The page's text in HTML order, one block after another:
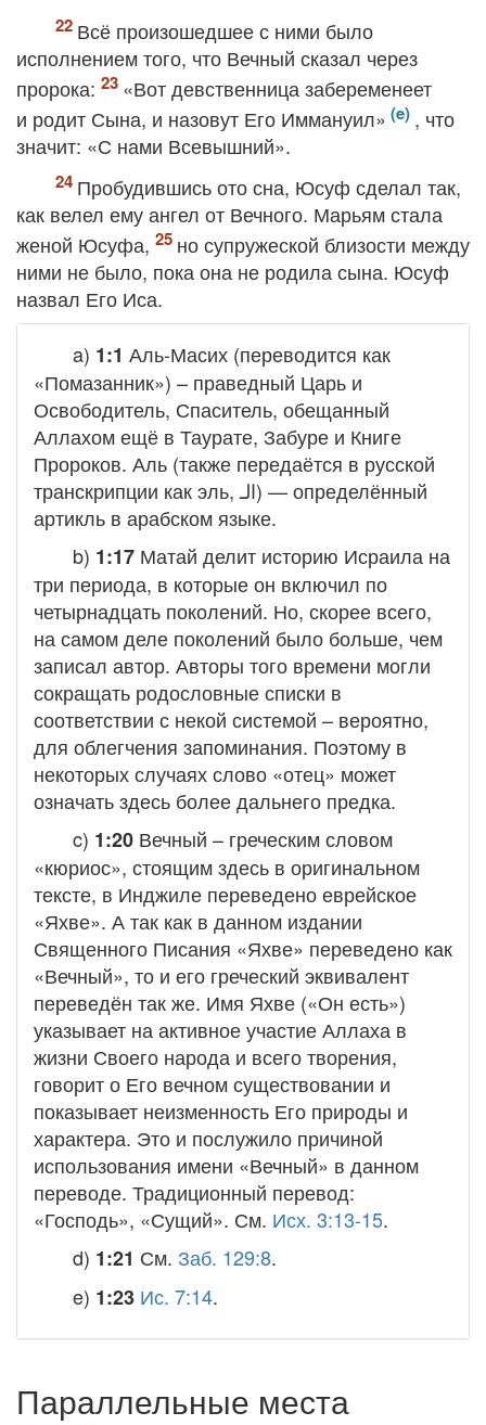
Всё произошедшее с ними было
исполнением того, что Вечный сказал через
пророка:
«Вот девственница забеременеет
и родит Сына, и назовут Его Иммануил»
, что
значит: «С нами Всевышний».
Пробудившись ото сна, Юсуф сделал так,
как велел ему ангел от Вечного. Марьям стала
женой Юсуфа,
но супружеской близости между
ними не было, пока она не родила сына. Юсуф
назвал Его Иса.
a) 1:1 Аль-Масих (переводится как
«Помазанник») – праведный Царь и
Освободитель, Спаситель, обещанный
Аллахом ещё в Таурате, Забуре и Книге
Пророков. Аль (также передаётся в русской
транскрипции какэль, الـ‎) — определённый
артикль в арабском языке.
b) 1:17 Матай делит историю Исраила на
три периода, в которые он включил по
четырнадцать поколений. Но, скорее всего,
на самом деле поколений было больше, чем
записал автор. Авторы того времени могли
сокращать родословные списки в
соответствии с некой системой – вероятно,
для облегчения запоминания. Поэтому в
некоторых случаях слово «отец» может
означать здесь более дальнего предка.
c) 1:20 Вечный – греческим словом
«кюриос», стоящим здесь в оригинальном
тексте, в Инджиле переведено еврейское
«Яхве». А так как в данном издании
Священного Писания «Яхве» переведено как
«Вечный», то и его греческий эквивалент
переведён так же. Имя Яхве («Он есть»)
указывает на активное участие Аллаха в
жизни Своего народа и всего творения,
говорит о Его вечном существовании и
показывает неизменность Его природы и
характера. Это и послужило причиной
использования имени «Вечный» в данном
переводе. Традиционный перевод:
«Господь», «Сущий». См. Исх. 3:13-15.
d) 1:21 См. Заб. 129:8.
e) 1:23 Ис. 7:14.
Параллельные места